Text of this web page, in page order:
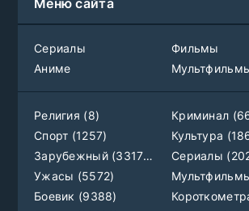
Фильм
Воинственный бог девяти солнц
1-
Один на один: Австралия
1-4 сезон
Меню сайта
Сериалы
Фильмы
Аниме
Религия (8)
Криминал
Спорт (1257)
Культура
Зарубежный (33179)
Сериалы
Ужасы (5572)
Боевик (9388)